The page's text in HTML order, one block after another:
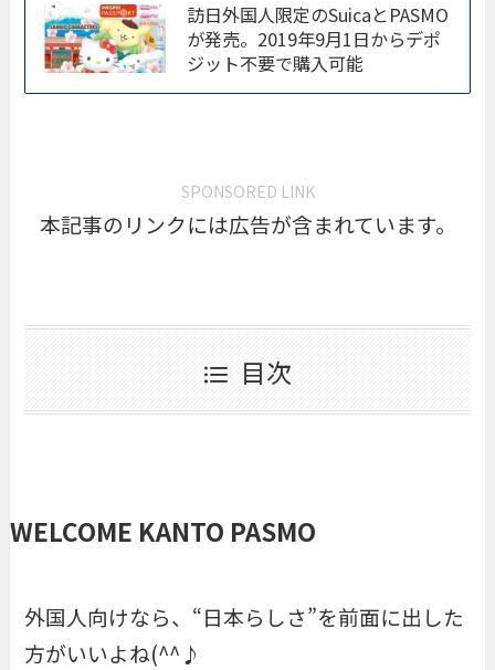
訪日外国人限定のSuicaとPASMO
が発売。2019年9月1日からデポ
ジット不要で購入可能
SPONSORED LINK
本記事のリンクには広告が含まれています。
目次
WELCOME KANTO PASMO
外国人向けなら、“日本らしさ”を前面に出した
方がいいよね(^^♪